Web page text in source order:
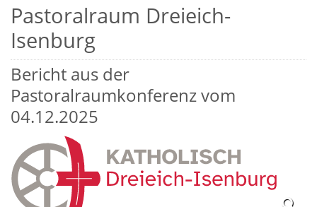
Pastoralraum Dreieich-
Isenburg
Bericht aus der
Pastoralraumkonferenz vom
04.12.2025